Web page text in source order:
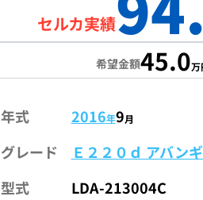
セルカ実績
希望金額45.0万
年式 2016年9月
グレード
Ｅ２２０ｄ アバン
型式
LDA-213004C